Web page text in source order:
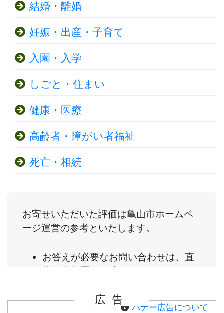
結婚・離婚
妊娠・出産・子育て
入園・入学
しごと・住まい
健康・医療
高齢者・障がい者福祉
死亡・相続
広告
バナー広告について